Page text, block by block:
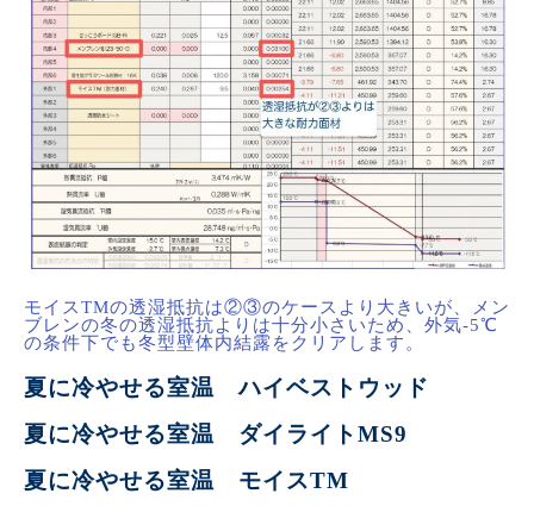
モイスTMの透湿抵抗は②③のケースより大きいが、メン
ブレンの冬の透湿抵抗よりは十分小さいため、外気-5℃
の条件下でも冬型壁体内結露をクリアします。
夏に冷やせる室温 ハイベストウッド
夏に冷やせる室温 ダイライトMS9
夏に冷やせる室温 モイスTM